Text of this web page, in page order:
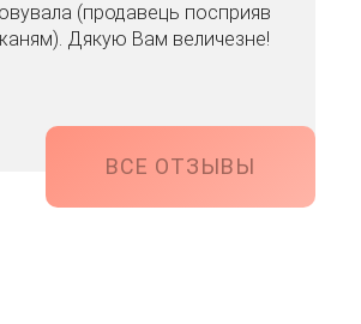
(продавець посприяв
Дякую Вам величезне!
ВСЕ ОТЗЫВЫ